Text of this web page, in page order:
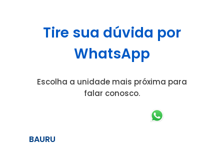
Tire sua dúvida por
WhatsApp
Escolha a unidade mais próxima para
falar conosco.
BAURU